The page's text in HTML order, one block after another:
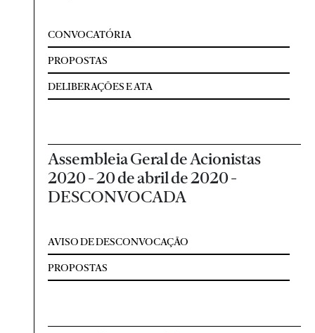
CONVOCATÓRIA
PROPOSTAS
DELIBERAÇÕES E ATA
Assembleia Geral de Acionistas
2020 - 20 de abril de 2020 -
DESCONVOCADA
AVISO DE DESCONVOCAÇÃO
PROPOSTAS